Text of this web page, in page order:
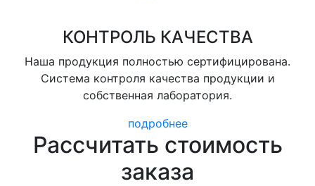
КОНТРОЛЬ КАЧЕСТВА
Наша продукция полностью сертифицирована.
Система контроля качества продукции и
собственная лаборатория.
подробнее
Рассчитать стоимость
заказа